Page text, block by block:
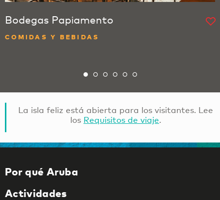
Bodegas Papiamento
COMIDAS Y BEBIDAS
La isla feliz está abierta para los visitantes. Lee
los Requisitos de viaje.
Por qué Aruba
Actividades